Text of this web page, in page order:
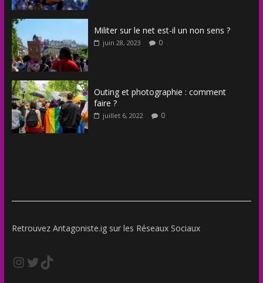
Militer sur le net est-il un non sens ?
juin 28, 2023 0
Outing et photographie : comment
faire ?
juillet 6, 2022 0
Retrouvez Antagoniste.ig sur les Réseaux Sociaux